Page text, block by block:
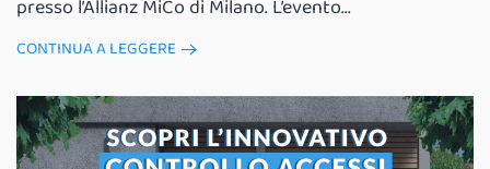
presso l’Allianz MiCo di Milano. L’evento...
CONTINUA A LEGGERE